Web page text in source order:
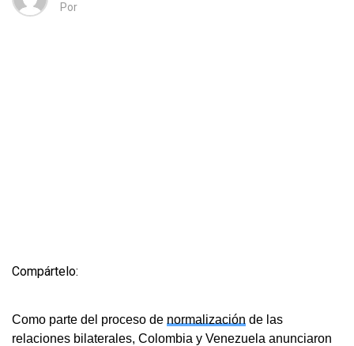
Por
Compártelo:
Como parte del proceso de normalización de las
relaciones bilaterales, Colombia y Venezuela anunciaron